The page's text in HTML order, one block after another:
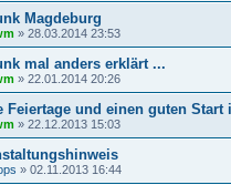
Magdeburg
» 28.03.2014 23:53
mal anders erklärt ...
» 22.01.2014 20:26
Feiertage und einen guten Start
» 22.12.2013 15:03
» 02.11.2013 16:44